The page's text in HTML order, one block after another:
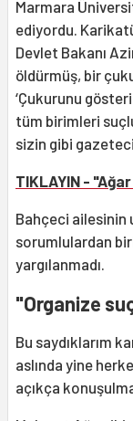
Marmara
ediyordu.
Devlet Bakanı
öldürmüş, bir
‘Çukurunu
tüm birimleri
sizin gibi
TIKLAYIN -
Bahçeci ailesinin
sorumlulardan
yargılanmadı.
"Organize
Bu saydıklarım
aslında yine
açıkça